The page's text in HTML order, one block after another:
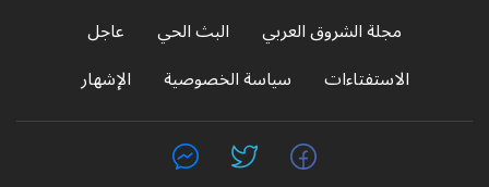
مجلة الشروق العربي البث الحي
عاجل
الاستفتاءات
سياسة الخصوصية الإشهار